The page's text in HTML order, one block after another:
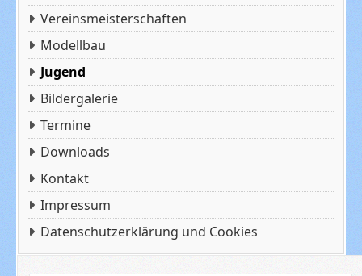
Vereinsmeisterschaften
Modellbau
Jugend
Bildergalerie
Termine
Downloads
Kontakt
Impressum
Datenschutzerklärung und Cookies